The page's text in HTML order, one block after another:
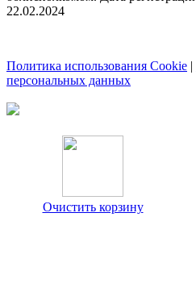
22.02.2024
Политика использования Cookie |
персональных данных
Очистить корзину